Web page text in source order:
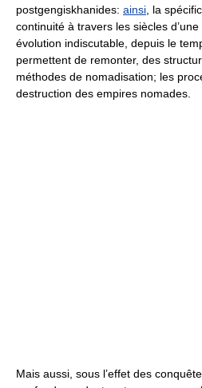
postgengiskhanides: ainsi , la
continuité à travers les siècles
évolution indiscutable, depuis le
permettent de remonter, des
méthodes de nomadisation; les
destruction des empires nomades.
Mais aussi, sous l’effet des